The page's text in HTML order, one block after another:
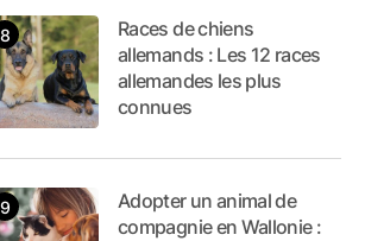
Races de chiens
allemands : Les 12 races
allemandes les plus
connues
Adopter un animal de
compagnie en Wallonie :